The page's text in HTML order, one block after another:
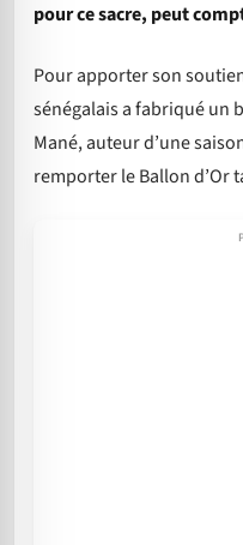
pour ce sacre, peut
Pour apporter son
sénégalais a fabriqué un
Mané, auteur d’une
remporter le Ballon d’Or